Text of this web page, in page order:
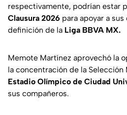
respectivamente, podrían estar
Clausura 2026 para apoyar a
definición de la Liga BBVA MX.
Memote Martínez aprovechó la
la concentración de la Selección
Estadio Olímpico de Ciudad
sus compañeros.